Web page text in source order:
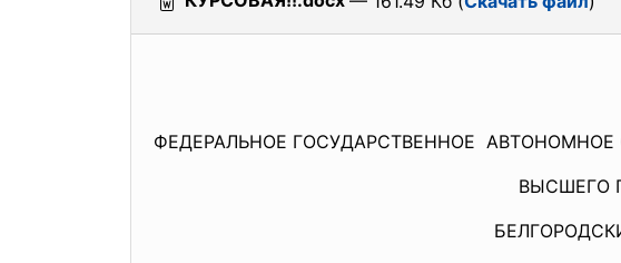
ФЕДЕРАЛЬНОЕ ГОСУДАРСТВЕННОЕ АВТОНОМНОЕ
ВЫСШЕГО